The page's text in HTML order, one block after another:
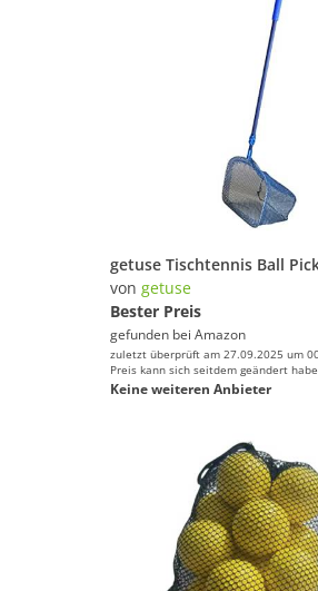
Snowboard
Sportausrüstung
Sportausstattung
Tauchen & Schnorcheln
von getuse
Bester Preis
gefunden bei Amazon
zuletzt überprüft am 27.09.2025 um
Preis kann sich seitdem geändert
Keine weiteren Anbieter